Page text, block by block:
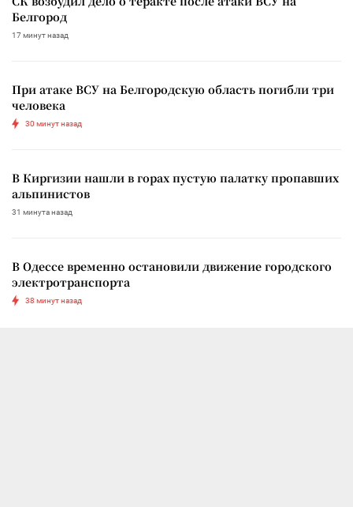
Белгород
17 минут назад
При атаке ВСУ на Белгородскую область погибли три
человека
30 минут назад
В Киргизии нашли в горах пустую палатку пропавших
альпинистов
31 минута назад
В Одессе временно остановили движение городского
электротранспорта
38 минут назад